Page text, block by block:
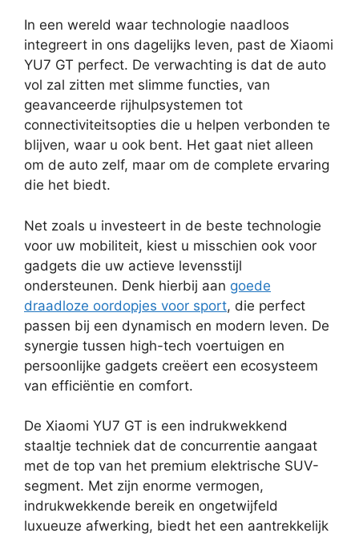
In een wereld waar technologie naadloos
integreert in ons dagelijks leven, past de Xiaomi
YU7 GT perfect. De verwachting is dat de auto
vol zal zitten met slimme functies, van
geavanceerde rijhulpsystemen tot
connectiviteitsopties die u helpen verbonden te
blijven, waar u ook bent. Het gaat niet alleen
om de auto zelf, maar om de complete ervaring
die het biedt.
Net zoals u investeert in de beste technologie
voor uw mobiliteit, kiest u misschien ook voor
gadgets die uw actieve levensstijl
ondersteunen. Denk hierbij aan goede
draadloze oordopjes voor sport, die perfect
passen bij een dynamisch en modern leven. De
synergie tussen high-tech voertuigen en
persoonlijke gadgets creëert een ecosysteem
van efficiëntie en comfort.
De Xiaomi YU7 GT is een indrukwekkend
staaltje techniek dat de concurrentie aangaat
met de top van het premium elektrische SUV-
segment. Met zijn enorme vermogen,
indrukwekkende bereik en ongetwijfeld
luxueuze afwerking, biedt het een aantrekkelijk